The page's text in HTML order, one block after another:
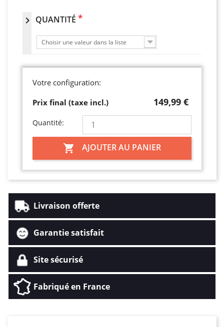
chevron_right QUANTITÉ *
Choisir une valeur dans la liste
Votre configuration:
Prix final (taxe incl.)
149,99 €
Quantité:
 AJOUTER AU PANIER
Livraison offerte
Garantie satisfait
Site sécurisé
Fabriqué en France